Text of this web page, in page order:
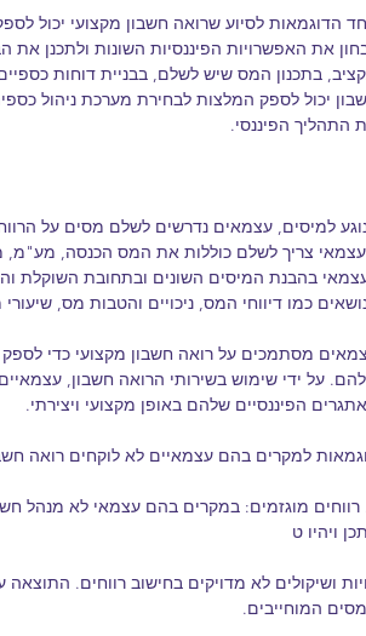
הדוגמאות לסיוע שרואה חשבון מקצועי יכול
את האפשרויות הפיננסיות השונות ולתכנן את
בתכנון המס שיש לשלם, בבניית דוחות
יכול לספק המלצות לבחירת מערכת ניהול
התהליך הפיננסי.
למיסים, עצמאים נדרשים לשלם מסים על
צריך לשלם כוללות את המס הכנסה, מע"מ,
בהבנת המיסים השונים ובתחובת השוקלת
כמו דיווחי המס, ניכויים והטבות מס,
מסתמכים על רואה חשבון מקצועי כדי
על ידי שימוש בשירותי הרואה חשבון,
הפיננסיים שלהם באופן מקצועי ויצירתי.
למקרים בהם עצמאיים לא לוקחים רואה
רווחים מוגזמים: במקרים בהם עצמאי לא מנהל
ויהיו ט
ושיקולים לא מדויקים בחישוב רווחים.
המוחייבים.